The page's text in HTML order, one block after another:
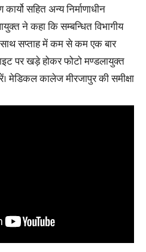
सहित अन्य निर्माणाधीन
ने कहा कि सम्बन्धित विभागीय
सप्ताह में कम से कम एक बार
पर खड़े होकर फोटो मण्डलायुक्त
मेडिकल कालेज मीरजापुर की समीक्षा